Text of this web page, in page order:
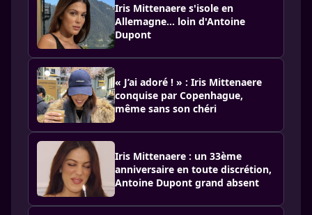
Iris Mittenaere s'isole en
Allemagne... loin d'Antoine
Dupont
« J’ai adoré ! » : Iris Mittenaere
conquise par Copenhague,
même sans son chéri
Iris Mittenaere : un 33ème
anniversaire en toute discrétion,
Antoine Dupont grand absent